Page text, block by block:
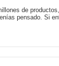
de
pensado. Si